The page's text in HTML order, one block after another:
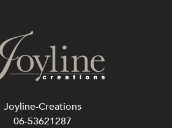
Joyline-Creations
06-53621287